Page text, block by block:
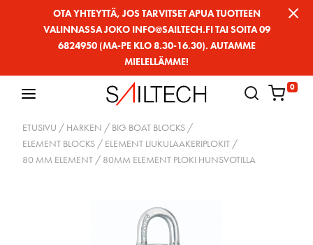
OTA YHTEYTTÄ, JOS TARVITSET APUA TUOTTEEN
VALINNASSA JOKO INFO@SAILTECH.FI TAI SOITA 09
6824950 (MA-PE KLO 8.30-16.30). AUTAMME
MIELELLÄMME!
0
ETUSIVU / HARKEN / BIG BOAT BLOCKS /
ELEMENT BLOCKS / ELEMENT LIUKULAAKERIPLOKIT /
80 MM ELEMENT / 80MM ELEMENT PLOKI HUNSVOTILLA